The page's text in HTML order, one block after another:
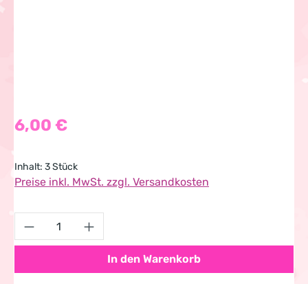
Regulärer Preis:
6,00 €
Inhalt: 3 Stück
Preise inkl. MwSt. zzgl. Versandkosten
Produkt Anzahl: Gib den gewünschten
In den Warenkorb